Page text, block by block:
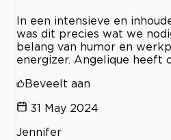
In een intensieve en
was dit precies wat we
belang van humor en
energizer. Angelique heeft
Beveelt aan
31 May 2024
Jennifer